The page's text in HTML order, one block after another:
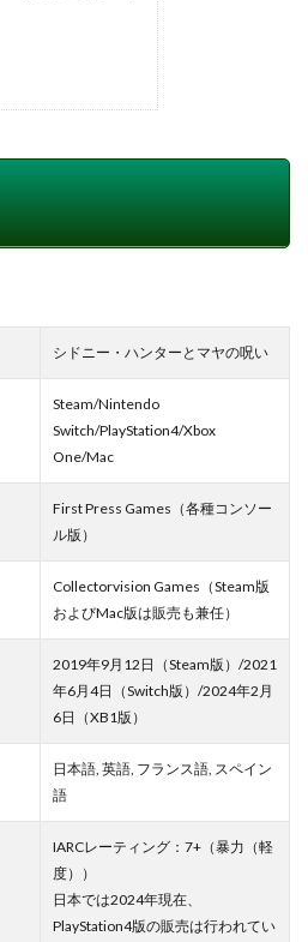
シドニー・ハンターとマヤの呪い
Steam/Nintendo
Switch/PlayStation4/Xbox
One/Mac
First Press Games（各種コンソー
ル版）
Collectorvision Games（Steam版
およびMac版は販売も兼任）
2019年9月12日（Steam版）/2021
年6月4日（Switch版）/2024年2月
6日（XB1版）
日本語, 英語, フランス語, スペイン
語
IARCレーティング：7+（暴力（軽
度））
日本では2024年現在、
PlayStation4版の販売は行われてい